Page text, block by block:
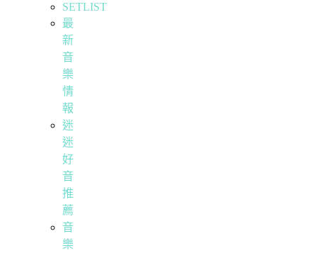
SETLIST
最
新
音
樂
情
報
迷
迷
好
音
推
薦
音
樂